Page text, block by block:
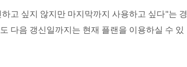
고 싶지 않지만 마지막까지 사용하고 싶다"는 경
다음 갱신일까지는 현재 플랜을 이용하실 수 있